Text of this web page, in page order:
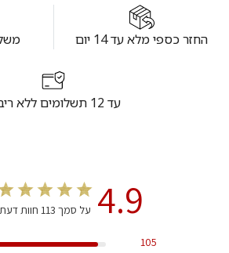
החזר כספי מלא עד 14 יום
עד 12 תשלומים ללא ריבית
4.9 על סמך 113 חוות דעת
105